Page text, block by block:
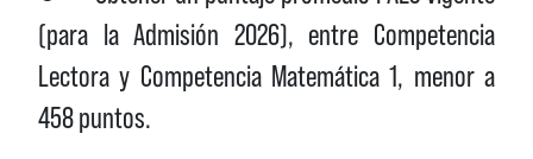
(para la Admisión 2026), entre Competencia
Lectora y Competencia Matemática 1, menor a
458 puntos.